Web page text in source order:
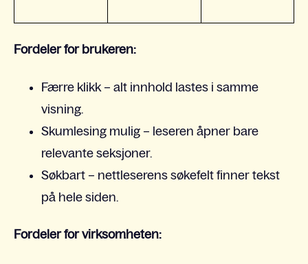
Fordeler for brukeren:
Færre klikk – alt innhold lastes i samme
visning.
Skumlesing mulig – leseren åpner bare
relevante seksjoner.
Søkbart – nettleserens søkefelt finner tekst
på hele siden.
Fordeler for virksomheten: